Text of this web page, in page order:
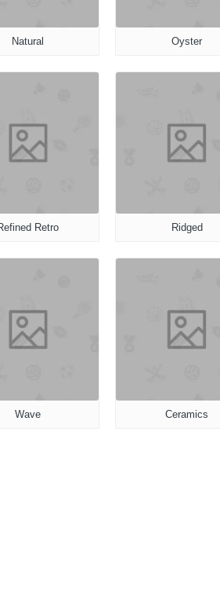
Natural Oyster
Retro Ridged
Wave Ceramics